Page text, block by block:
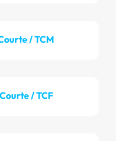
/ TCM
/ TCF